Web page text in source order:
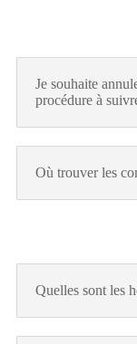
Je souhaite
procédure à
Où trouver les
Quelles sont les